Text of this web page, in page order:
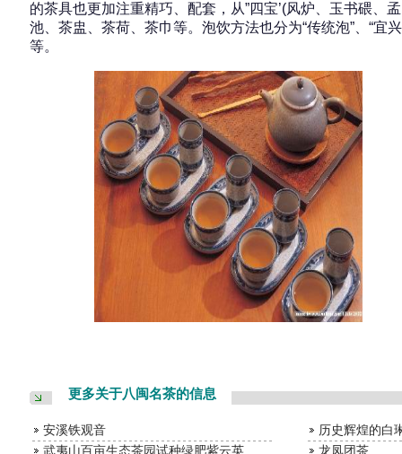
的茶具也更加注重精巧、配套，从”四宝’(风炉、玉书碨、
池、茶盅、茶荷、茶巾等。泡饮方法也分为“传统泡”、“宜兴
等。
更多关于八闽名茶的信息
安溪铁观音
历史辉煌的白
武夷山百亩生态茶园试种绿肥紫云英
龙凤团茶